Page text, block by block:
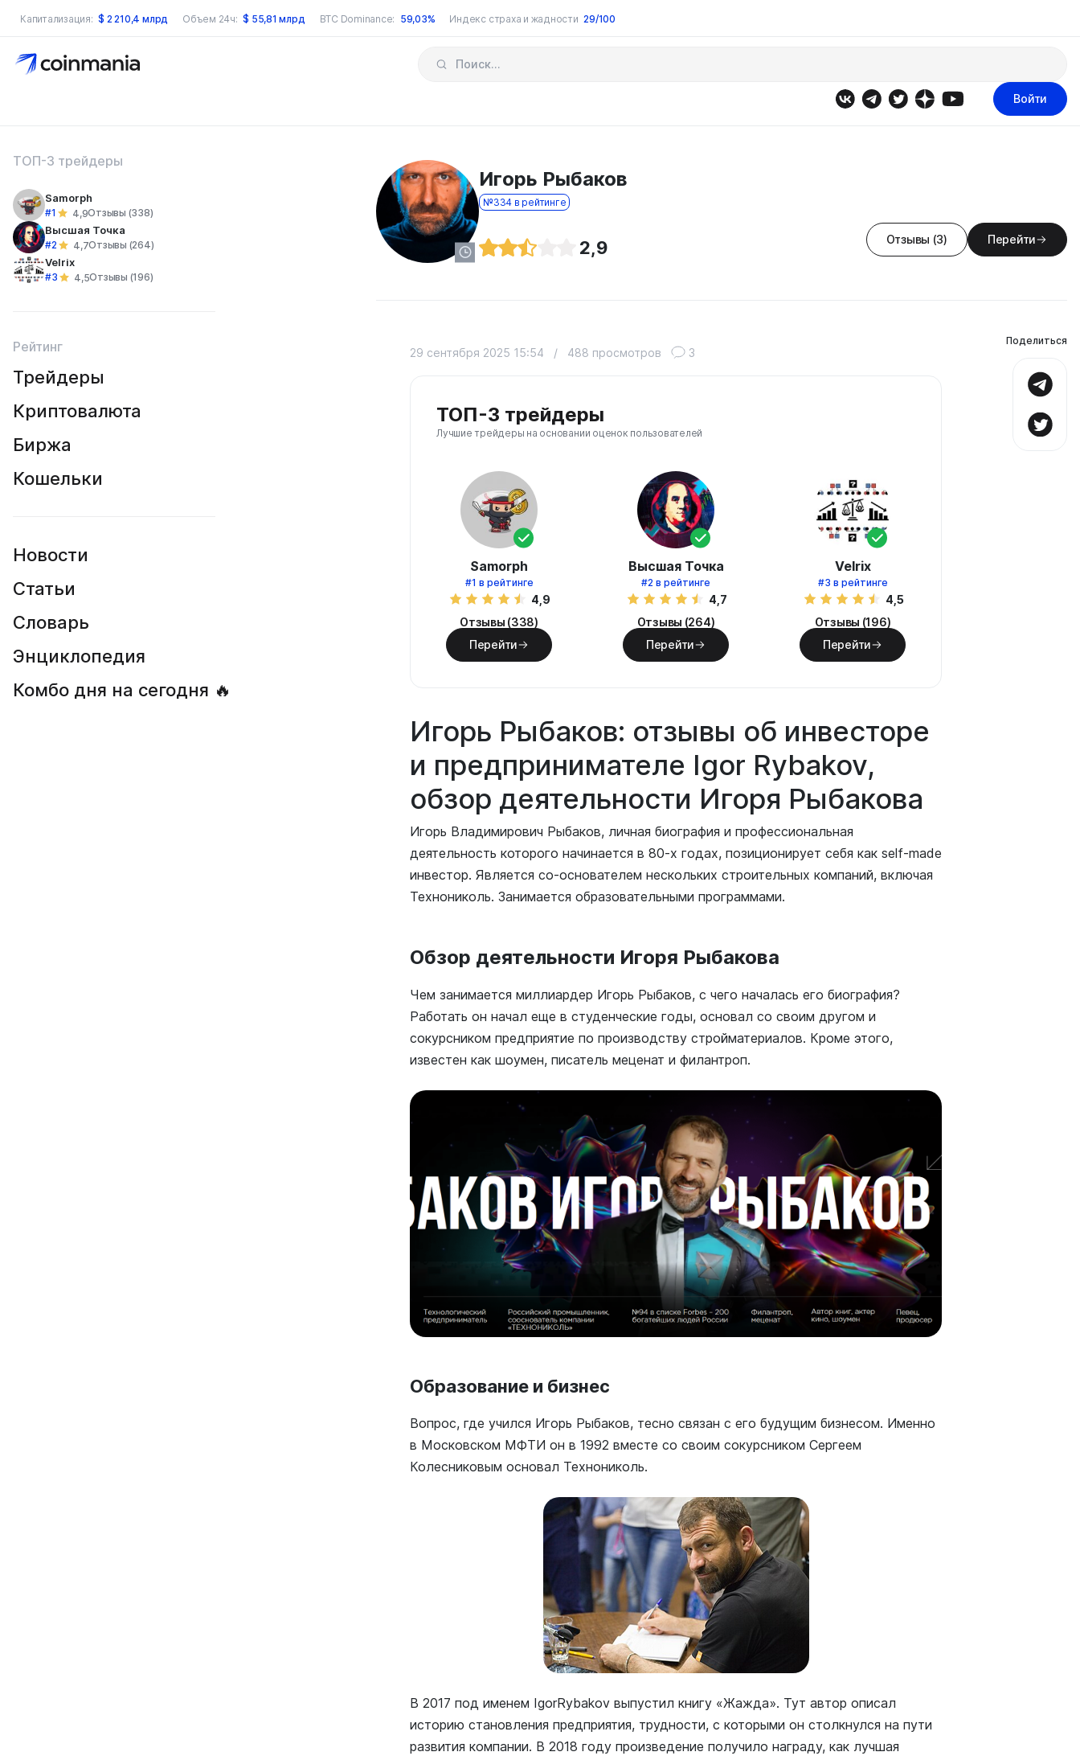
Капитализация: $ 2 210,4 млрд Объем 24ч: $ 55,81 млрд BTC Dominance: 59,03% Индекс страха и жадности 29/100
по сайту
Войти
ТОП-3 трейдеры
Samorph
#1 4,9Отзывы (338)
Высшая Точка
#2 4,7Отзывы (264)
Velrix
#3 4,5Отзывы (196)
Рейтинг
Трейдеры
Криптовалюта
Биржа
Кошельки
Новости
Статьи
Словарь
Энциклопедия
Комбо дня на сегодня 🔥
Игорь Рыбаков
№334 в рейтинге
2,9 Отзывы (3) Перейти
29 сентября 2025 15:54 / 488 просмотров 3
ТОП-3 трейдеры
Лучшие трейдеры на основании оценок пользователей
Samorph
#1 в рейтинге
4,9
Отзывы (338)
Перейти
Высшая Точка
#2 в рейтинге
4,7
Отзывы (264)
Перейти
Velrix
#3 в рейтинге
4,5
Отзывы (196)
Перейти
Игорь Рыбаков: отзывы об инвесторе
и предпринимателе Igor Rybakov,
обзор деятельности Игоря Рыбакова
Игорь Владимирович Рыбаков, личная биография и профессиональная
деятельность которого начинается в 80-х годах, позиционирует себя как self-made
инвестор. Является со-основателем нескольких строительных компаний, включая
Технониколь. Занимается образовательными программами.
Обзор деятельности Игоря Рыбакова
Чем занимается миллиардер Игорь Рыбаков, с чего началась его биография?
Работать он начал еще в студенческие годы, основал со своим другом и
сокурсником предприятие по производству стройматериалов. Кроме этого,
известен как шоумен, писатель меценат и филантроп.
Образование и бизнес
Вопрос, где учился Игорь Рыбаков, тесно связан с его будущим бизнесом. Именно
в Московском МФТИ он в 1992 вместе со своим сокурсником Сергеем
Колесниковым основал Технониколь.
В 2017 под именем IgorRybakov выпустил книгу «Жажда». Тут автор описал
историю становления предприятия, трудности, с которыми он столкнулся на пути
развития компании. В 2018 году произведение получило награду, как лучшая
Поделиться